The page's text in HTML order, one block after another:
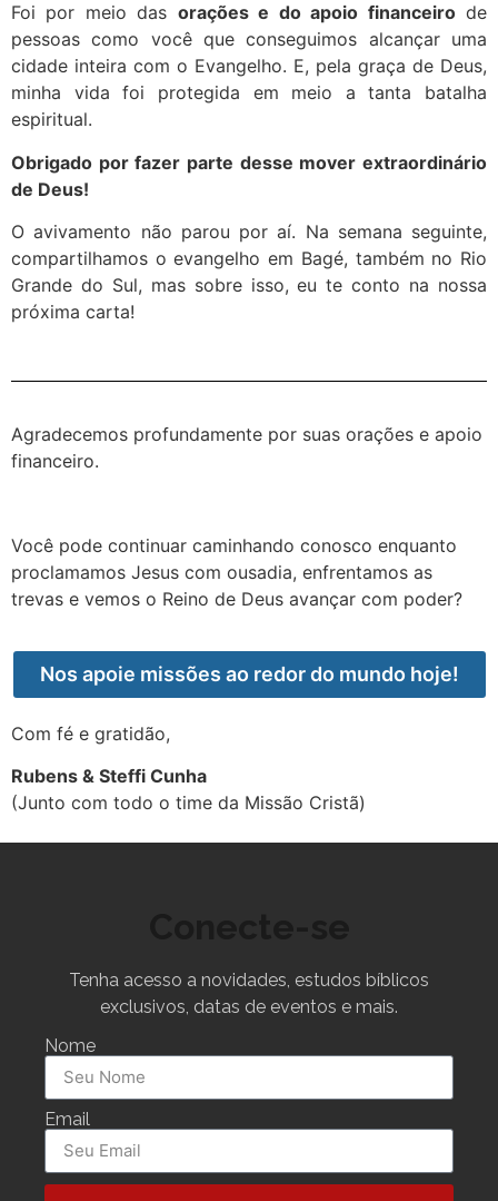
Foi por meio das orações e do apoio financeirode
pessoas como você que conseguimos alcançar uma
cidade inteira com o Evangelho. E, pela graça de Deus,
minha vida foi protegida em meio a tanta batalha
espiritual.
Obrigado por fazer parte desse mover extraordinário
de Deus!
O avivamento não parou por aí. Na semana seguinte,
compartilhamos o evangelho em Bagé, também no Rio
Grande do Sul, mas sobre isso, eu te conto na nossa
próxima carta!
Agradecemos profundamente por suas orações e apoio
financeiro.
Você pode continuar caminhando conosco enquanto
proclamamos Jesus com ousadia, enfrentamos as
trevas e vemos o Reino de Deus avançar com poder?
Nos apoie missões ao redor do mundo hoje!
Com fé e gratidão,
Rubens & Steffi Cunha
(Junto com todo o time da Missão Cristã)
Tenha acesso a novidades, estudos bíblicos
exclusivos, datas de eventos e mais.
Nome
Email